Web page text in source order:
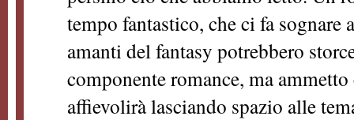
tempo fantastico, che ci fa
amanti del fantasy potrebbero
componente romance, ma
affievolirà lasciando spazio alle